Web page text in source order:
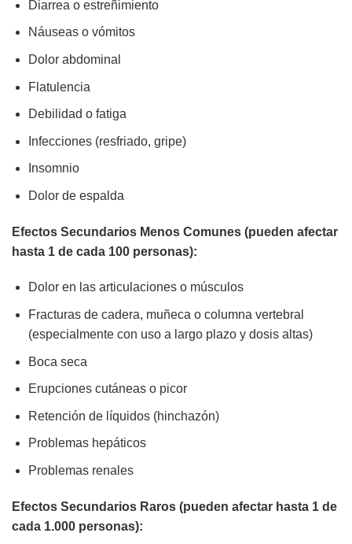
Diarrea o estreñimiento
Náuseas o vómitos
Dolor abdominal
Flatulencia
Debilidad o fatiga
Infecciones (resfriado, gripe)
Insomnio
Dolor de espalda
Efectos Secundarios Menos Comunes (pueden afectar
hasta 1 de cada 100 personas):
Dolor en las articulaciones o músculos
Fracturas de cadera, muñeca o columna vertebral
(especialmente con uso a largo plazo y dosis altas)
Boca seca
Erupciones cutáneas o picor
Retención de líquidos (hinchazón)
Problemas hepáticos
Problemas renales
Efectos Secundarios Raros (pueden afectar hasta 1 de
cada 1.000 personas):